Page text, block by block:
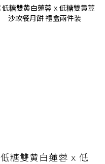
低糖雙黄白蓮蓉 x 低